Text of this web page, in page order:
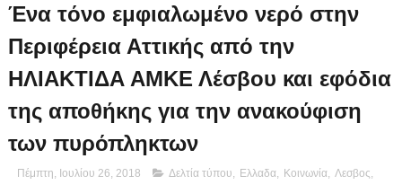
Ένα τόνο εμφιαλωμένο νερό στην
Περιφέρεια Αττικής από την
ΗΛΙΑΚΤΙΔΑ ΑΜΚΕ Λέσβου και εφόδια
της αποθήκης για την ανακούφιση
των πυρόπληκτων
Πέμπτη, Ιουλίου 26, 2018 Δελτία τύπου Ελλαδα, Κοινωνία, Λεσβος